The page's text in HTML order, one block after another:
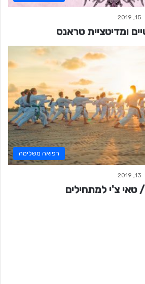
ומדיטציית טראנס
רפואה משלימה
טאי צ'י למתחילים